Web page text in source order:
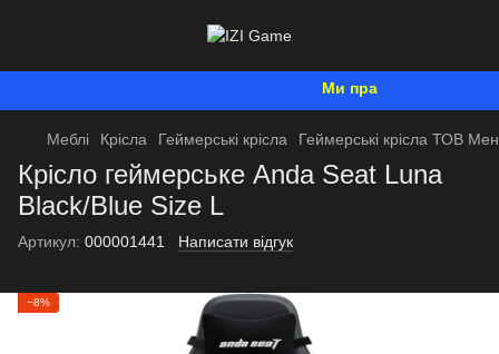
Ми працюємо. Все буде
Меблі Крісла Геймерські крісла Геймерські крісла ТОВ
Крісло геймерське Anda Seat Luna
Black/Blue Size L
Артикул: 000001441 Написати відгук
−8%